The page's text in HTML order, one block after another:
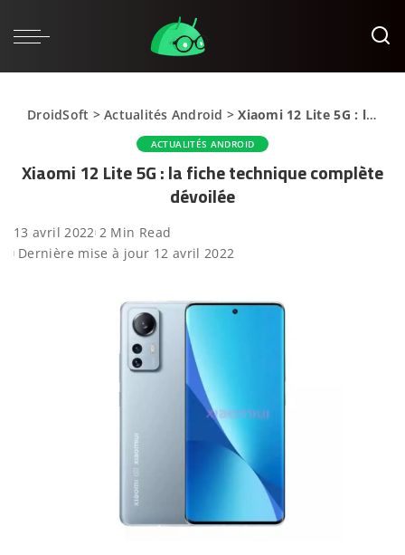
DroidSoft >Actualités Android >Xiaomi 12 Lite 5G : la fiche technique complète dévoilée
ACTUALITÉS ANDROID
Xiaomi 12 Lite 5G : la fiche technique complète
dévoilée
13 avril 2022 2 Min Read
Dernière mise à jour 12 avril 2022